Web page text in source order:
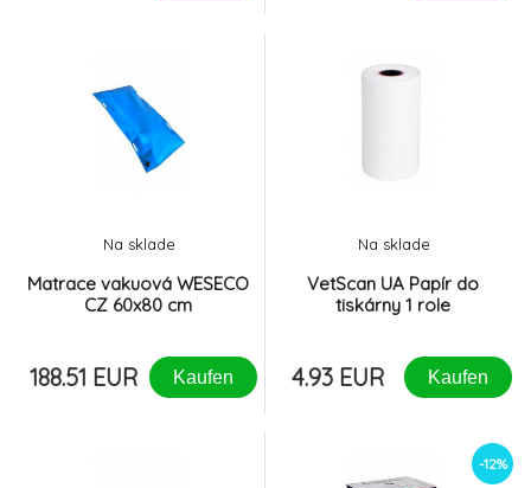
Matrace vakuová WESECO
CZ 60x80 cm
Na sklade
188.51 EUR Kaufen
VetScan UA Papír do
tiskárny 1 role
Na sklade
4.93 EUR Kaufen
-12%